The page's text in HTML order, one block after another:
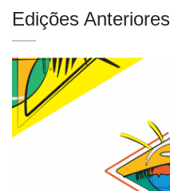
Edições Anteriores